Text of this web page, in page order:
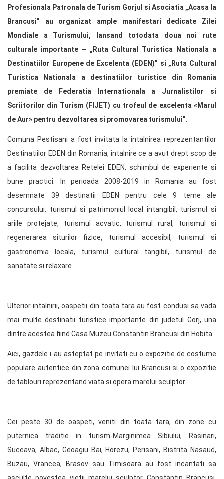
Profesionala Patronala de Turism Gorjul si Asociatia „Acasa la
Brancusi” au organizat ample manifestari dedicate Zilei
Mondiale a Turismului, lansand totodata doua noi rute
culturale importante – „Ruta Cultural Turistica Nationala a
Destinatiilor Europene de Excelenta (EDEN)” si „Ruta Cultural
Turistica Nationala a destinatiilor turistice din Romania
premiate de Federatia Internationala a Jurnalistilor si
Scriitorilor din Turism (FIJET) cu trofeul de excelenta «Marul
de Aur» pentru dezvoltarea si promovarea turismului”.
Comuna Pestisani a fost invitata la intalnirea reprezentantilor
Destinatiilor EDEN din Romania, intalnire ce a avut drept scop de
a facilita dezvoltarea Retelei EDEN, schimbul de experiente si
bune practici. In perioada 2008-2019 in Romania au fost
desemnate 39 destinatii EDEN pentru cele 9 teme ale
concursului: turismul si patrimoniul local intangibil, turismul si
ariile protejate, turismul acvatic, turismul rural, turismul si
regenerarea siturilor fizice, turismul accesibil, turismul si
gastronomia locala, turismul cultural tangibil, turismul de
sanatate si relaxare.
Ulterior intalnirii, oaspetii din toata tara au fost condusi sa vada
mai multe destinatii turistice importante din judetul Gorj, una
dintre acestea fiind Casa Muzeu Constantin Brancusi din Hobita.
Aici, gazdele i-au asteptat pe invitati cu o expozitie de costume
populare autentice din zona comunei lui Brancusi si o expozitie
de tablouri reprezentand viata si opera marelui sculptor.
Cei peste 30 de oaspeti, veniti din toata tara, din zone cu
puternica traditie in turism-Marginimea Sibiului, Rasinari,
Suceava, Albac, Geoagiu Bai, Horezu, Perisani, Bistrita Nasaud,
Buzau, Vrancea, Brasov sau Timisoara au fost incantati sa